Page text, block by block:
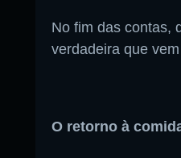
No fim das contas,
verdadeira que
O retorno à